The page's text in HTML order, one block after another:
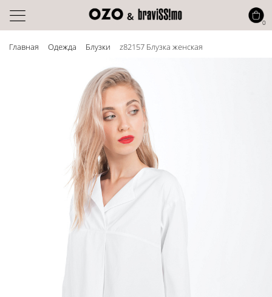
Главная Одежда Блузки z82157 Блузка женская
0